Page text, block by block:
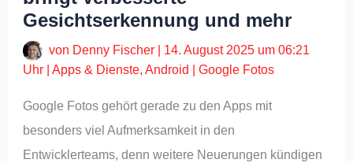
Gesichtserkennung und mehr
von Denny Fischer
14. August 2025 um 06:21
Uhr |Apps & Dienste,Android |Google Fotos
Google Fotos gehört gerade zu den Apps mit
besonders viel Aufmerksamkeit in den
Entwicklerteams, denn weitere Neuerungen kündigen